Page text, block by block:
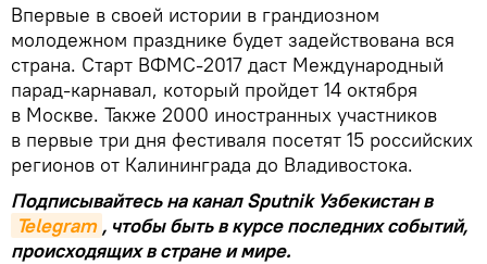
Впервые в своей истории в грандиозном
молодежном празднике будет задействована вся
страна. Старт ВФМС-2017 даст Международный
парад-карнавал, который пройдет 14 октября
в Москве. Также 2000 иностранных участников
в первые три дня фестиваля посетят 15 российских
регионов от Калининграда до Владивостока.
Подписывайтесь на канал Sputnik Узбекистан в
Telegram , чтобы быть в курсе последних событий,
происходящих в стране и мире.